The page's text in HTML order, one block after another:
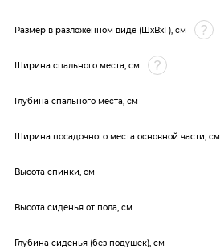
Размер в разложенном виде (ШхВхГ), см
Ширина спального места, см
Глубина спального места, см
Ширина посадочного места основной части, см
Высота спинки, см
Высота сиденья от пола, см
Глубина сиденья (без подушек), см